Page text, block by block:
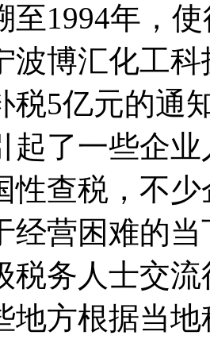
至1994年，
波博汇化工
税5亿元的通
起了一些企
性查税，不
经营困难的
税务人士交
地方根据当